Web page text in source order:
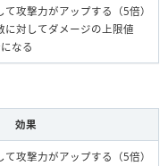
攻撃力がアップする（5倍）
に対してダメージの上限値
なる
効果
攻撃力がアップする（5倍）